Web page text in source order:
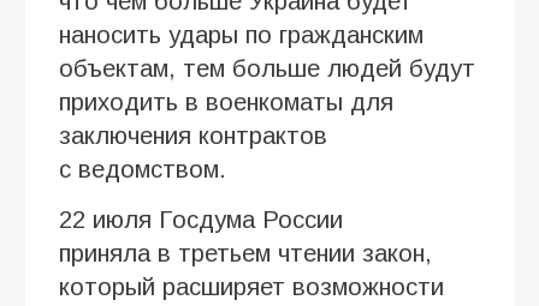
наносить удары по гражданским
объектам, тем больше людей будут
приходить в военкоматы для
заключения контрактов
с ведомством.
22 июля Госдума России
приняла в третьем чтении закон,
который расширяет возможности